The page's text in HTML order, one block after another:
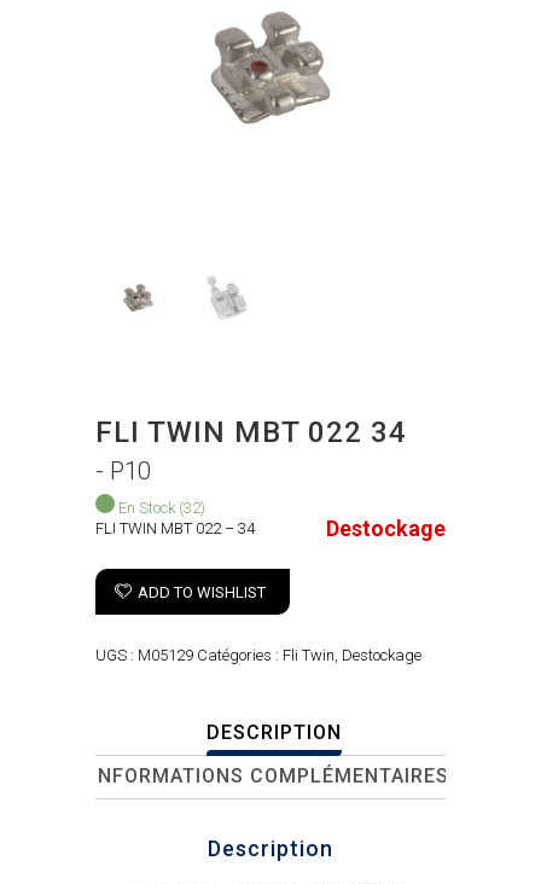
FLI TWIN MBT 022 34
- P10
En Stock (32)
FLI TWIN MBT 022 – 34
Destockage
ADD TO WISHLIST
UGS : M05129 Catégories : Fli Twin, Destockage
DESCRIPTION
INFORMATIONS COMPLÉMENTAIRES
Description